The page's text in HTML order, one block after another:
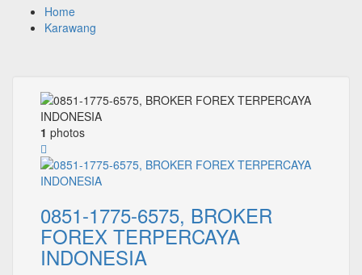
Home
Karawang
1 photos
0851-1775-6575, BROKER
FOREX TERPERCAYA
INDONESIA